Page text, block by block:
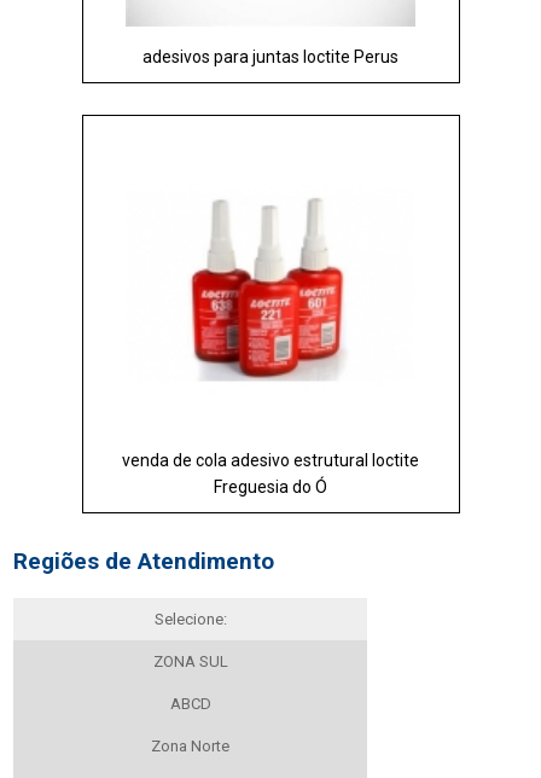
adesivos para juntas loctite Perus
venda de cola adesivo estrutural loctite
Freguesia do Ó
Regiões de Atendimento
Selecione:
ZONA SUL
ABCD
Zona Norte